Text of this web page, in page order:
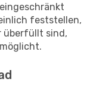
feststellen,
überfüllt sind,